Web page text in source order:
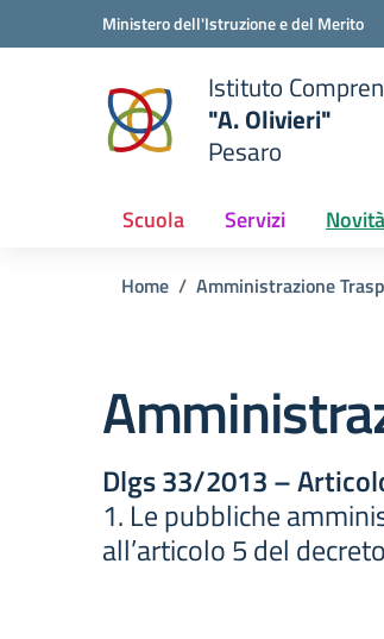
Vai ai contenuti
Vai al menu di navigazioneMinistero dell'Istruzione e del Merito
scuola
Istituto
"A. Olivieri"
Pesaro
Scuola Servizi Novità
Home Amministrazione
Dlgs 33/2013 –
1. Le pubbliche
all’articolo 5 del